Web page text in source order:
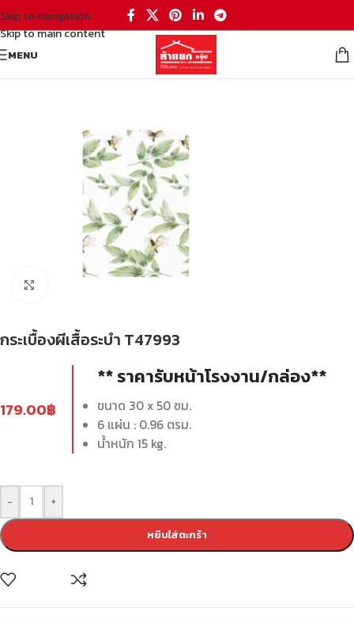
Skip to navigation
Skip to main content
MENU
/กระเบื้องผนัง
กระเบื้องผีเสื้อระบำ T47993
179.00฿
** ราคารับหน้าโรงงาน/กล่อง**
ขนาด 30 x 50 ซม.
6 แผ่น : 0.96 ตรม.
น้ำหนัก 15 kg.
- +
หยิบใส่ตะกร้า